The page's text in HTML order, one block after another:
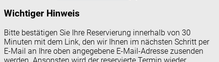
Wichtiger Hinweis
Bitte bestätigen Sie Ihre Reservierung innerhalb von 30
Minuten mit dem Link, den wir Ihnen im nächsten Schritt per
E-Mail an Ihre oben angegebene E-Mail-Adresse zusenden